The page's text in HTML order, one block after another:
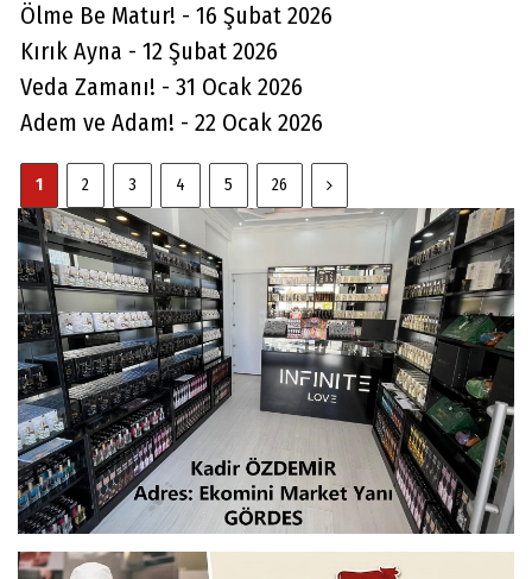
Ölme Be Matur! - 16 Şubat 2026
Kırık Ayna - 12 Şubat 2026
Veda Zamanı! - 31 Ocak 2026
Adem ve Adam! - 22 Ocak 2026
1 2 3 4 5 26